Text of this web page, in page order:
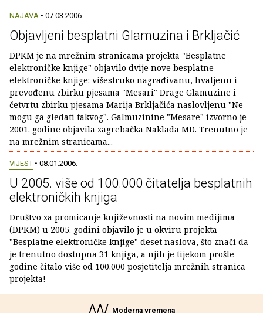
NAJAVA • 07.03.2006.
Objavljeni besplatni Glamuzina i Brkljačić
DPKM je na mrežnim stranicama projekta "Besplatne
elektroničke knjige" objavilo dvije nove besplatne
elektroničke knjige: višestruko nagrađivanu, hvaljenu i
prevođenu zbirku pjesama "Mesari" Drage Glamuzine i
četvrtu zbirku pjesama Marija Brkljačića naslovljenu "Ne
mogu ga gledati takvog". Galmuzinine "Mesare" izvorno je
2001. godine objavila zagrebačka Naklada MD. Trenutno je
na mrežnim stranicama...
VIJEST • 08.01.2006.
U 2005. više od 100.000 čitatelja besplatnih
elektroničkih knjiga
Društvo za promicanje književnosti na novim medijima
(DPKM) u 2005. godini objavilo je u okviru projekta
"Besplatne elektroničke knjige" deset naslova, što znači da
je trenutno dostupna 31 knjiga, a njih je tijekom prošle
godine čitalo više od 100.000 posjetitelja mrežnih stranica
projekta!
Moderna vremena